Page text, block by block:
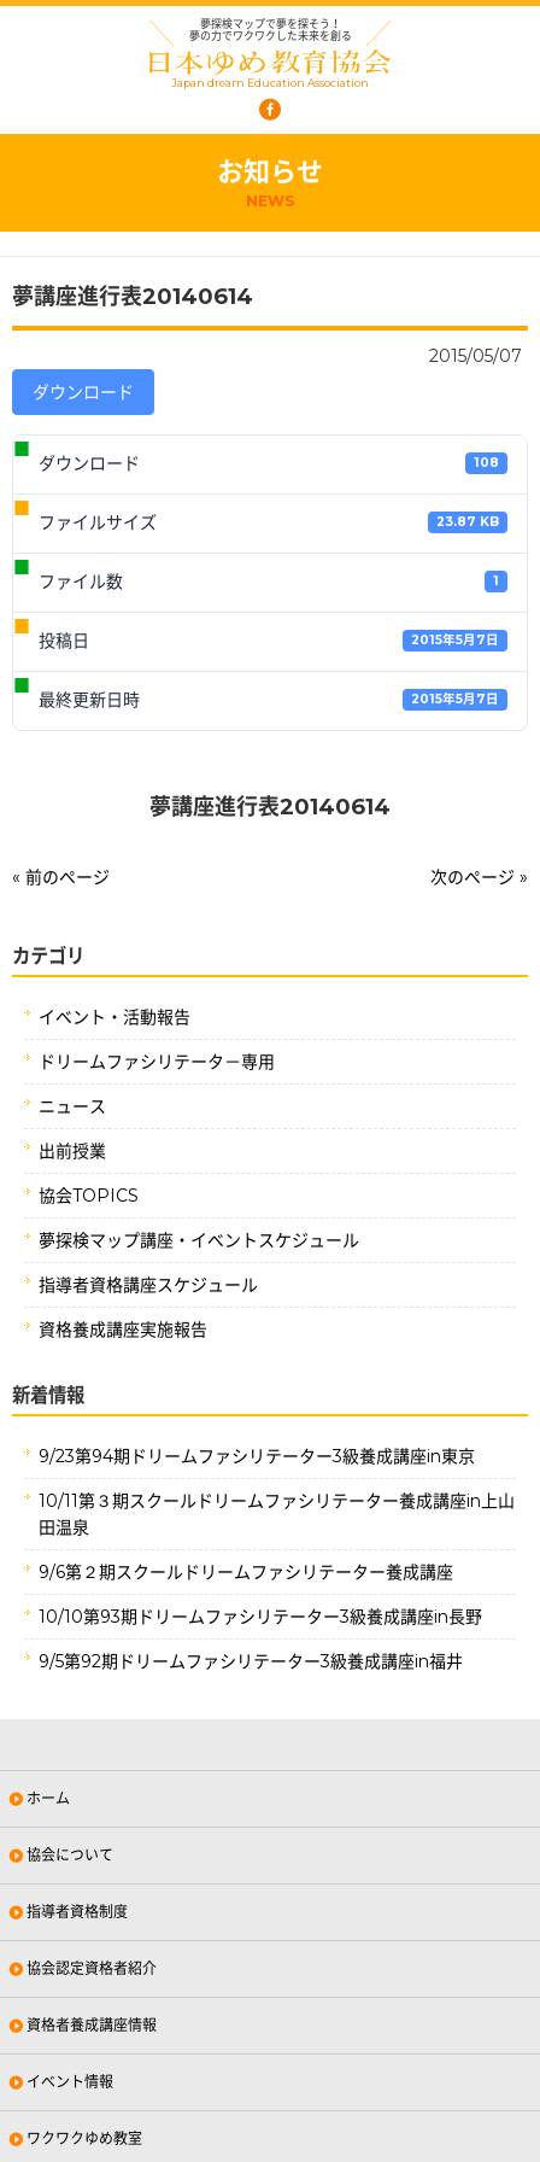
夢探検マップで夢を探そう！
夢の力でワクワクした未来を創る
Japan dream Education Association
お知らせ
NEWS
夢講座進行表20140614
2015/05/07
ダウンロード
ダウンロード 108
ファイルサイズ 23.87 KB
ファイル数 1
投稿日 2015年5月7日
最終更新日時 2015年5月7日
夢講座進行表20140614
« 前のページ 次のページ »
カテゴリ
イベント・活動報告
ドリームファシリテータ－専用
ニュース
出前授業
協会TOPICS
夢探検マップ講座・イベントスケジュール
指導者資格講座スケジュール
資格養成講座実施報告
新着情報
9/23第94期ドリームファシリテーター3級養成講座in東京
10/11第３期スクールドリームファシリテーター養成講座in上山
田温泉
9/6第２期スクールドリームファシリテーター養成講座
10/10第93期ドリームファシリテーター3級養成講座in長野
9/5第92期ドリームファシリテーター3級養成講座in福井
ホーム
協会について
指導者資格制度
協会認定資格者紹介
資格者養成講座情報
イベント情報
ワクワクゆめ教室